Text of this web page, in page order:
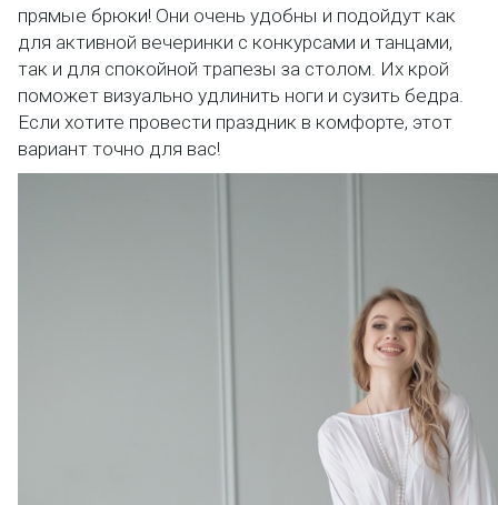
прямые брюки! Они очень удобны и подойдут как
для активной вечеринки с конкурсами и танцами,
так и для спокойной трапезы за столом. Их крой
поможет визуально удлинить ноги и сузить бедра.
Если хотите провести праздник в комфорте, этот
вариант точно для вас!